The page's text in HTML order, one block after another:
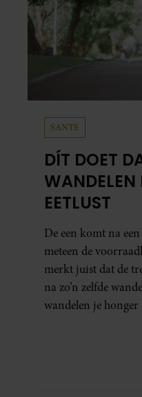
SANTE
DÍT DOET
WANDELEN
EETLUST
De een komt na
meteen de
merkt juist dat de
na zo’n zelfde
wandelen je